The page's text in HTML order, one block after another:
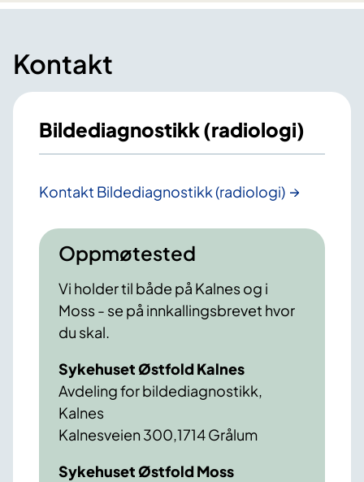
Kontakt
Bildediagnostikk (radiologi)
Kontakt Bildediagnostikk (radiologi)
Oppmøtested
Vi holder til både på Kalnes og i
Moss - se på innkallingsbrevet hvor
du skal.
Sykehuset Østfold Kalnes
Avdeling for bildediagnostikk,
Kalnes
Kalnesveien 300,1714 Grålum
Sykehuset Østfold Moss